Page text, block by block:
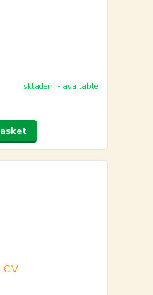
skladem - available